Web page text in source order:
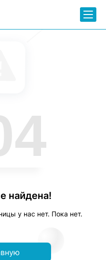
найдена!
у нас нет. Пока нет.